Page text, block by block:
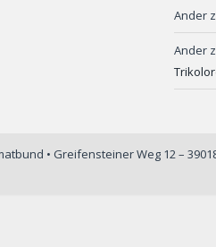
Ander
Ander
• Greifensteiner Weg 12 –